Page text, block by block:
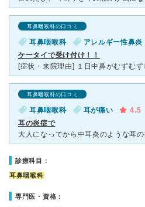
耳鼻咽喉科の口コミ
耳鼻咽喉科 アレルギー性鼻炎
ケータイで受け付け！！
耳鼻咽喉科の口コミ
耳鼻咽喉科 耳が痛い
4.5
耳の炎症で
診療科目：
耳鼻咽喉科
専門医・資格：